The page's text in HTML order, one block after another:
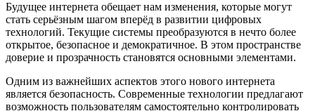
Будущее интернета обещает нам изменения, которые могут
стать серьёзным шагом вперёд в развитии цифровых
технологий. Текущие системы преобразуются в нечто более
открытое, безопасное и демократичное. В этом пространстве
доверие и прозрачность становятся основными элементами.
Одним из важнейших аспектов этого нового интернета
является безопасность. Современные технологии предлагают
возможность пользователям самостоятельно контролировать